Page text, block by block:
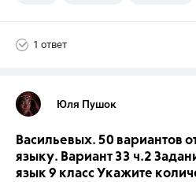
1 ответ
Юля Пушок
Васильевых. 50 вариантов
языку. Вариант 33 ч.2
язык 9 класс Укажите